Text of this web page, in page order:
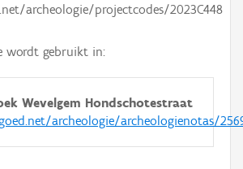
archeologie/projectcodes/2023C448
wordt gebruikt in:
Wevelgem Hondschotestraat
archeologie/archeologienotas/